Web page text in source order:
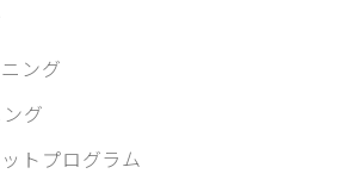
ング
グ
トプログラム